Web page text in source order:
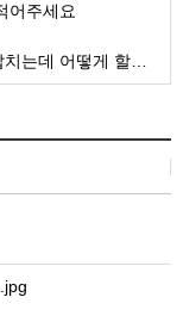
어주세요
데 어떻게 할까요?